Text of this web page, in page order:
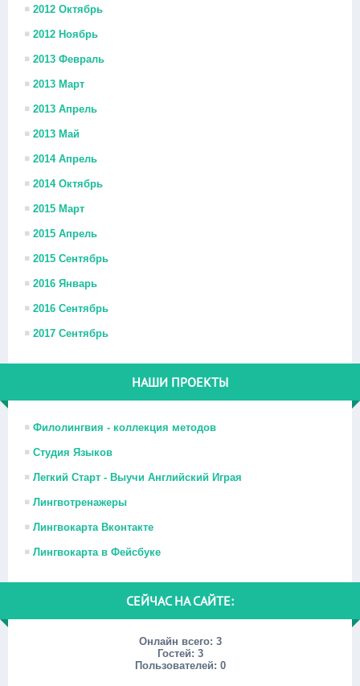
2012 Октябрь
2012 Ноябрь
2013 Февраль
2013 Март
2013 Апрель
2013 Май
2014 Апрель
2014 Октябрь
2015 Март
2015 Апрель
2015 Сентябрь
2016 Январь
2016 Сентябрь
2017 Сентябрь
НАШИ ПРОЕКТЫ
Филолингвия - коллекция методов
Студия Языков
Легкий Старт - Выучи Английский Играя
Лингвотренажеры
Лингвокарта Вконтакте
Лингвокарта в Фейсбуке
СЕЙЧАС НА САЙТЕ:
Онлайн всего: 3
Гостей: 3
Пользователей: 0